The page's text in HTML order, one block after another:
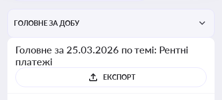
ГОЛОВНЕ ЗА ДОБУ
Головне за 25.03.2026 по темі: Рентні
платежі
ЕКСПОРТ